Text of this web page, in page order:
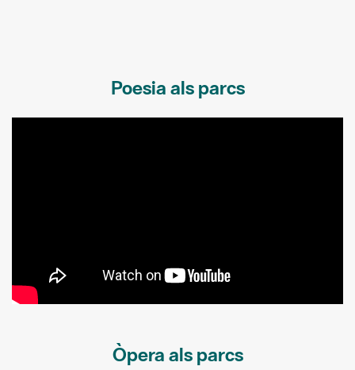
Poesia als parcs
Òpera als parcs